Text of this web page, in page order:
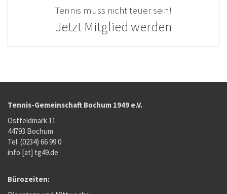
Tennis muss nicht teuer sein!
Jetzt Mitglied werden
Tennis-Gemeinschaft Bochum 1949 e.V.
Ostfeldmark 11
44793 Bochum
Tel. (0234) 66 99 0
info [at] tg49.de
Bürozeiten: